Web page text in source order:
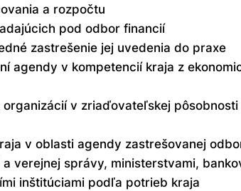
a rozpočtu
pod odbor financií
zastrešenie jej uvedenia do praxe
agendy v kompetencií kraja z
v zriaďovateľskej
v oblasti agendy zastrešovanej
verejnej správy, ministerstvami,
inštitúciami podľa potrieb kraja